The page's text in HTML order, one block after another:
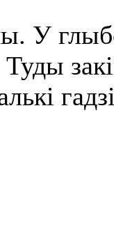
У
Туды